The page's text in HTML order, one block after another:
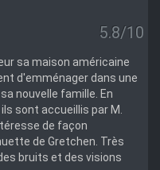
5.8/10
sa maison américaine
d'emménager dans une
nouvelle famille. En
sont accueillis par M.
de façon
de Gretchen. Très
bruits et des visions